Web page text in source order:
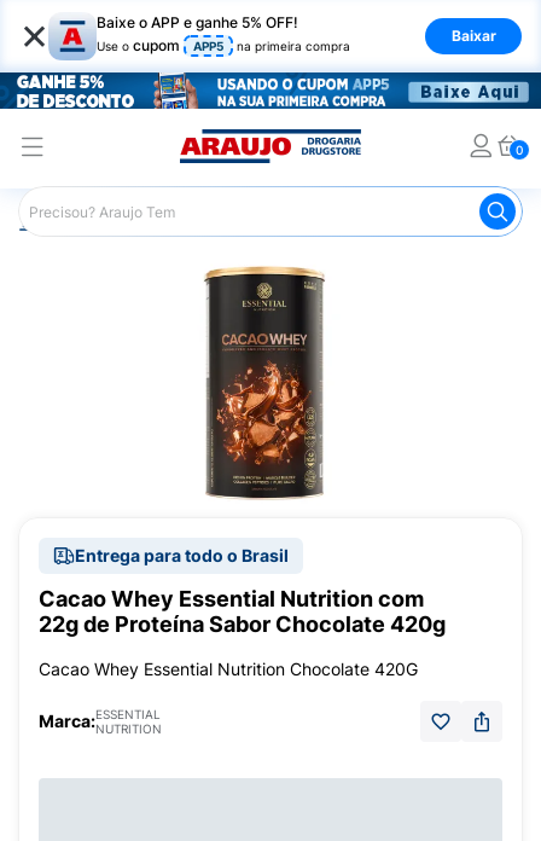
× Baixe o APP e ganhe 5% OFF!
Use o cupom APP5 na primeira compra
Baixar
0
Araujo Nutrição Saudável Suplementos Esportivos
Entrega para todo o Brasil
Cacao Whey Essential Nutrition com
22g de Proteína Sabor Chocolate 420g
Cacao Whey Essential Nutrition Chocolate 420G
Marca:ESSENTIAL
NUTRITION